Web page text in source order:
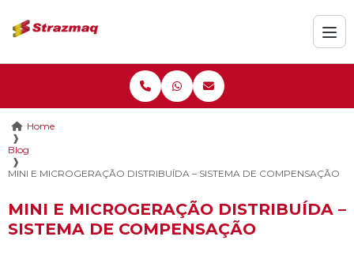
Home
❱
Blog
❱
MINI E MICROGERAÇÃO DISTRIBUÍDA – SISTEMA DE COMPENSAÇÃO
MINI E MICROGERAÇÃO DISTRIBUÍDA –
SISTEMA DE COMPENSAÇÃO